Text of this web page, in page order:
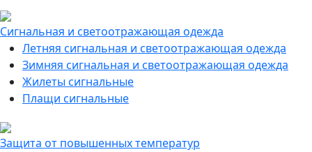
Сигнальная и светоотражающая одежда
Летняя сигнальная и светоотражающая одежда
Зимняя сигнальная и светоотражающая одежда
Жилеты сигнальные
Плащи сигнальные
Защита от повышенных температур